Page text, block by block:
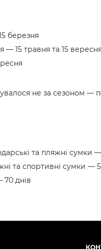
березня
— 15 травня та 15
не за сезоном —
та пляжні сумки
та спортивні сумки —
днів